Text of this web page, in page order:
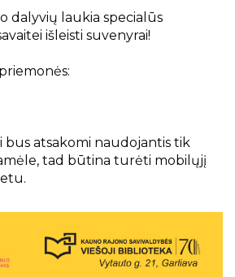
dalyvių laukia specialūs
išleisti suvenyrai!
bus atsakomi naudojantis tik
tad būtina turėti mobilųjį